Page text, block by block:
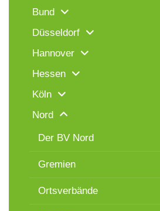
Bund
Düsseldorf
Hannover
Hessen
Köln
Nord
Der BV Nord
Gremien
Ortsverbände